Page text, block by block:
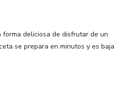
deliciosa de disfrutar de un
se prepara en minutos y es baja